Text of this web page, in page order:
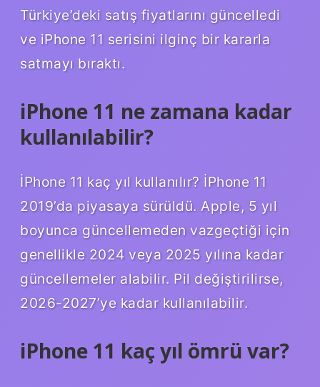
Türkiye’deki satış fiyatlarını güncelledi
ve iPhone 11 serisini ilginç bir kararla
satmayı bıraktı.
iPhone 11 ne zamana kadar
kullanılabilir?
İPhone 11 kaç yıl kullanılır? İPhone 11
2019’da piyasaya sürüldü. Apple, 5 yıl
boyunca güncellemeden vazgeçtiği için
genellikle 2024 veya 2025 yılına kadar
güncellemeler alabilir. Pil değiştirilirse,
2026-2027’ye kadar kullanılabilir.
iPhone 11 kaç yıl ömrü var?